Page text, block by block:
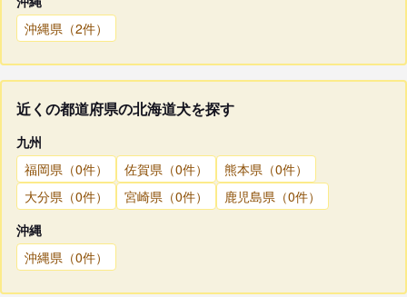
沖縄県（2件）
近くの都道府県の北海道犬を探す
九州
福岡県（0件）
佐賀県（0件）
熊本県（0件）
大分県（0件）
宮崎県（0件）
鹿児島県（0件）
沖縄
沖縄県（0件）